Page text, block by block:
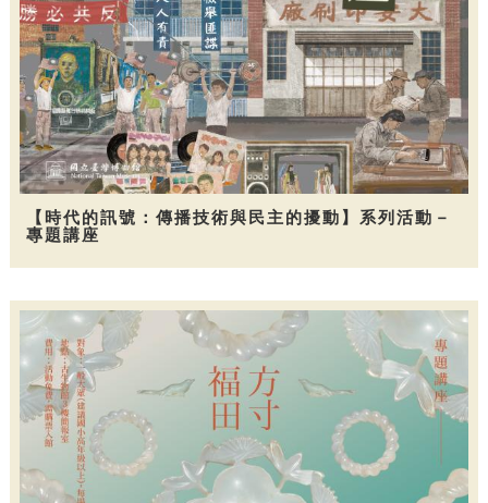
【時代的訊號：傳播技術與民主的擾動】系列活動－
專題講座